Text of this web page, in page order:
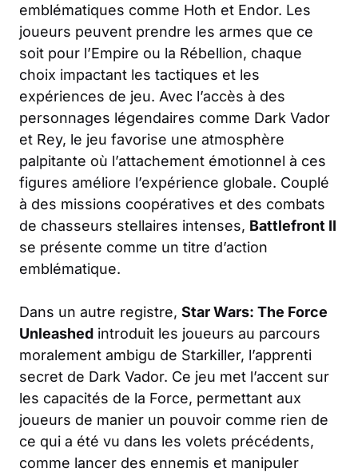
emblématiques comme Hoth et Endor. Les
joueurs peuvent prendre les armes que ce
soit pour l’Empire ou la Rébellion, chaque
choix impactant les tactiques et les
expériences de jeu. Avec l’accès à des
personnages légendaires comme Dark Vador
et Rey, le jeu favorise une atmosphère
palpitante où l’attachement émotionnel à ces
figures améliore l’expérience globale. Couplé
à des missions coopératives et des combats
de chasseurs stellaires intenses, Battlefront II
se présente comme un titre d’action
emblématique.
Dans un autre registre, Star Wars: The Force
Unleashed introduit les joueurs au parcours
moralement ambigu de Starkiller, l’apprenti
secret de Dark Vador. Ce jeu met l’accent sur
les capacités de la Force, permettant aux
joueurs de manier un pouvoir comme rien de
ce qui a été vu dans les volets précédents,
comme lancer des ennemis et manipuler